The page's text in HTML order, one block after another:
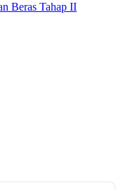
Beras Tahap II